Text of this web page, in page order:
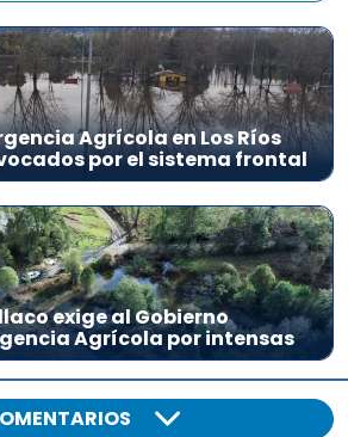
Agrícola en Los Ríos
por el sistema frontal
exige al Gobierno
Agrícola por intensas